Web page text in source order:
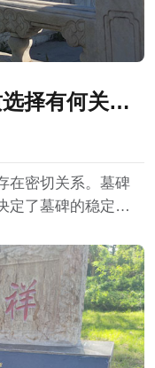
择有何关
在密切关系。墓碑
定了墓碑的稳定
结合沈阳地区气候
综合选择。